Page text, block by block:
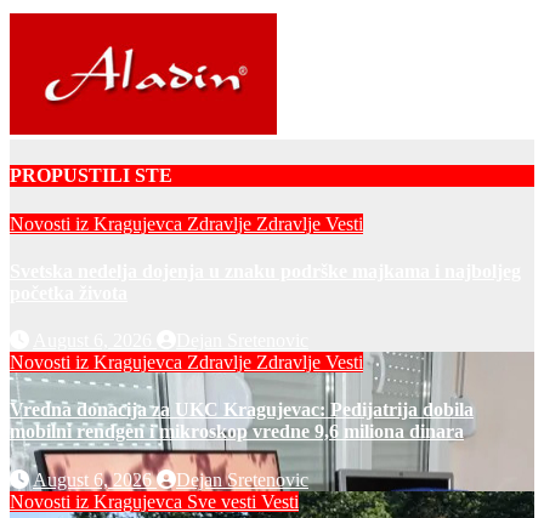
PROPUSTILI STE
Novosti iz Kragujevca Zdravlje Zdravlje Vesti
Novosti iz Kragujevca Zdravlje Zdravlje Vesti
Vredna donacija za UKC Kragujevac: Pedijatrija dobila
mobilni rendgen i mikroskop vredne 9,6 miliona dinara
August 6, 2026
Dejan Sretenovic
Novosti iz Kragujevca Sve vesti Vesti